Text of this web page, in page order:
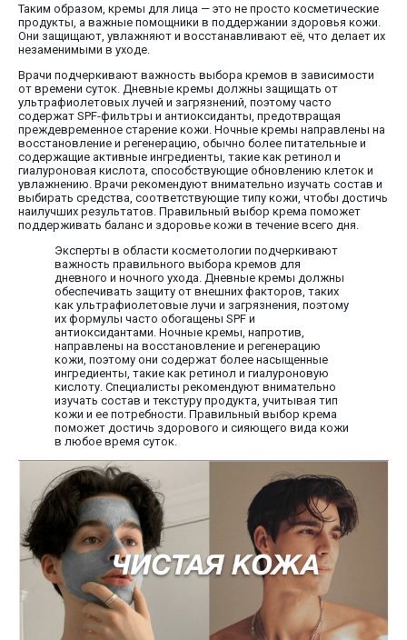
Таким образом, кремы для лица — это не просто косметические
продукты, а важные помощники в поддержании здоровья кожи.
Они защищают, увлажняют и восстанавливают её, что делает их
незаменимыми в уходе.
Врачи подчеркивают важность выбора кремов в зависимости
от времени суток. Дневные кремы должны защищать от
ультрафиолетовых лучей и загрязнений, поэтому часто
содержат SPF-фильтры и антиоксиданты, предотвращая
преждевременное старение кожи. Ночные кремы направлены на
восстановление и регенерацию, обычно более питательные и
содержащие активные ингредиенты, такие как ретинол и
гиалуроновая кислота, способствующие обновлению клеток и
увлажнению. Врачи рекомендуют внимательно изучать состав и
выбирать средства, соответствующие типу кожи, чтобы достичь
наилучших результатов. Правильный выбор крема поможет
поддерживать баланс и здоровье кожи в течение всего дня.
Эксперты в области косметологии подчеркивают
важность правильного выбора кремов для
дневного и ночного ухода. Дневные кремы должны
обеспечивать защиту от внешних факторов, таких
как ультрафиолетовые лучи и загрязнения, поэтому
их формулы часто обогащены SPF и
антиоксидантами. Ночные кремы, напротив,
направлены на восстановление и регенерацию
кожи, поэтому они содержат более насыщенные
ингредиенты, такие как ретинол и гиалуроновую
кислоту. Специалисты рекомендуют внимательно
изучать состав и текстуру продукта, учитывая тип
кожи и ее потребности. Правильный выбор крема
поможет достичь здорового и сияющего вида кожи
в любое время суток.